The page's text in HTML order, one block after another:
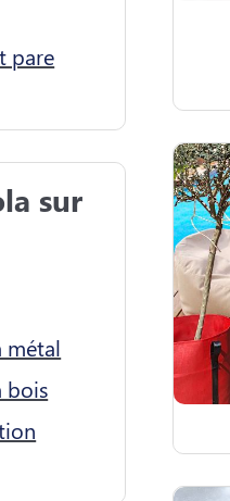
pare
sur
métal
bois